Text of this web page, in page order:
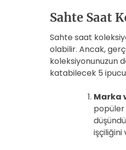
Sahte Saat
Sahte saat
olabilir. Ancak,
koleksiyonunuzun
katabilecek 5
Marka
popüler
işçiliğini